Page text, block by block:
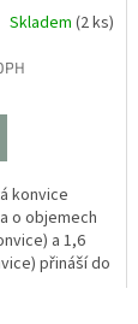
Skladem (2 ks)
konvice
o objemech
a 1,6
přináší do